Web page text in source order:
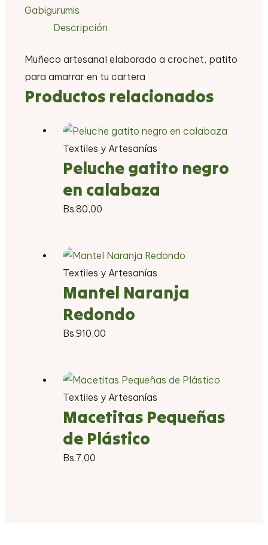
Gabigurumis
Descripción
Muñeco artesanal elaborado a crochet, patito
para amarrar en tu cartera
Productos relacionados
Textiles y Artesanías
Peluche gatito negro
en calabaza
Bs.80,00
Textiles y Artesanías
Mantel Naranja
Redondo
Bs.910,00
Textiles y Artesanías
Macetitas Pequeñas
de Plástico
Bs.7,00